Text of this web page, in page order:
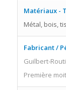
Matériaux -
Métal, bois,
Fabricant /
Guilbert-
Première